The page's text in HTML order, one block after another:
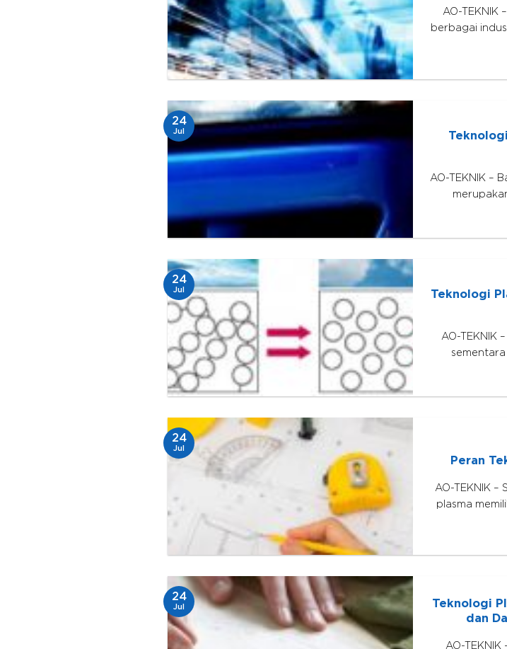
AO-TEKNIK
berbagai
AO-TEKNIK –
24
Jul
Teknologi
AO-TEKNIK
24
Jul
Peran
AO-TEKNIK
plasma
24
Jul
Teknologi
dan
AO-
24
Jul